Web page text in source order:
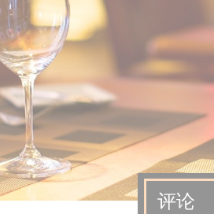
评论